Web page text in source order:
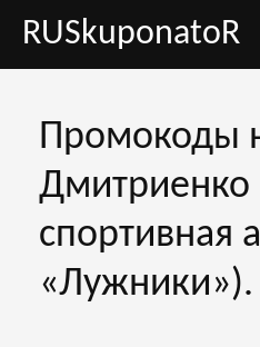
RUSkuponatoR
Промокоды
Дмитриенко
спортивная
«Лужники»).